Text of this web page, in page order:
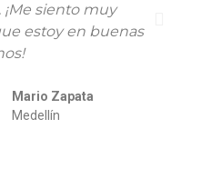
siento muy
estoy en buenas
Mario Zapata
Medellín